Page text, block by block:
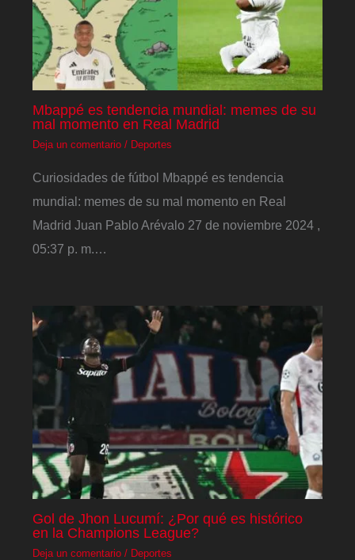
Mbappé es tendencia mundial: memes de su
mal momento en Real Madrid
Deja un comentario / Deportes
Curiosidades de fútbol Mbappé es tendencia
mundial: memes de su mal momento en Real
Madrid Juan Pablo Arévalo 27 de noviembre 2024 ,
05:37 p. m.…
Gol de Jhon Lucumí: ¿Por qué es histórico
en la Champions League?
Deja un comentario / Deportes